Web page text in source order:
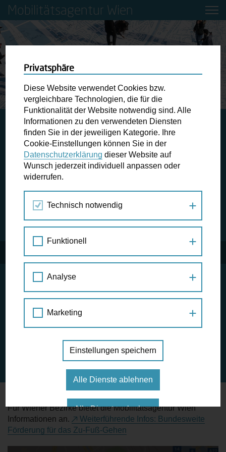
Mobilitätsagentur Wien
STARTSEITE JAHRESRÜCKBLICK 2021
ERSTE
BUNDESWEITE FÖRDERUNG FÜR DAS ZU-FUSS-GEHEN
Erste bundesweite Förderung für
Projekt, Aktion # 1
Zu-Fuß-Gehen ist eine kommunale Angelegenheit. Wenn
Gemeinden bzw. Bezirke, sich dazu entschließen, etwas
für das Zu-Fuß-Gehen zu tun, so sind sie damit meist auf
sich allein gestellt. Bisher waren Förderungen für den
Fußverkehr auf Länderebene spärlich, auf Bundesebene
gar nicht vorgesehen. Das hat sich im April 2021 geändert -
mit der ersten bundesweiten Förderung für Infrastruktur, die
das Zu-Fuß-Gehen begünstigt.
Für Wiener Bezirke bietet die Mobilitätsagentur Wien
Informationen an.
Weiterführende Infos: Bundesweite
Förderung für das Zu-Fuß-Gehen
Privatsphäre
Diese Website verwendet Cookies bzw.
vergleichbare Technologien, die für die
Funktionalität der Website notwendig sind. Alle
Informationen zu den verwendeten Diensten
finden Sie in der jeweiligen Kategorie. Ihre
Cookie-Einstellungen können Sie in der
Datenschutzerklärung dieser Website auf
Wunsch jederzeit individuell anpassen oder
widerrufen.
Technisch notwendig
Funktionell
Analyse
Marketing
Einstellungen speichern
Alle Dienste ablehnen
Alle Dienste erlauben